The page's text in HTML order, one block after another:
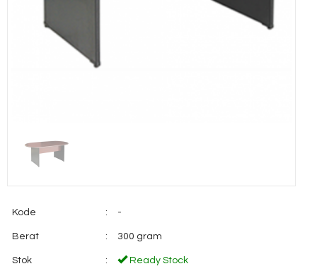
Kode : -
Berat : 300 gram
Stok : Ready Stock